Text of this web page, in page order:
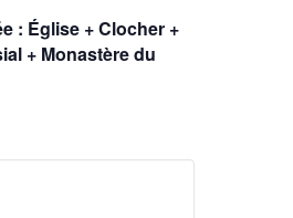
: Église + Clocher +
+ Monastère du